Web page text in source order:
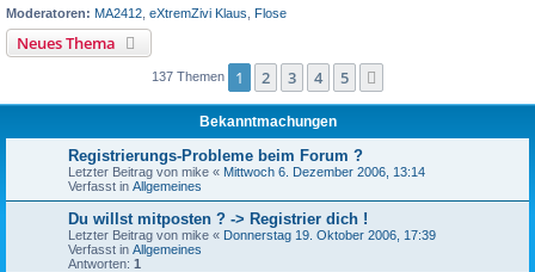
Moderatoren: MA2412 eXtremZivi Klaus Flose
Neues Thema
137 Themen 1 2 3 4 5
Bekanntmachungen
Registrierungs-Probleme beim Forum ?
Letzter Beitrag von mike « Mittwoch 6. Dezember 2006, 13:14
Verfasst in Allgemeines
Du willst mitposten ? -> Registrier dich !
Letzter Beitrag von mike « Donnerstag 19. Oktober 2006, 17:39
Verfasst in Allgemeines
Antworten: 1